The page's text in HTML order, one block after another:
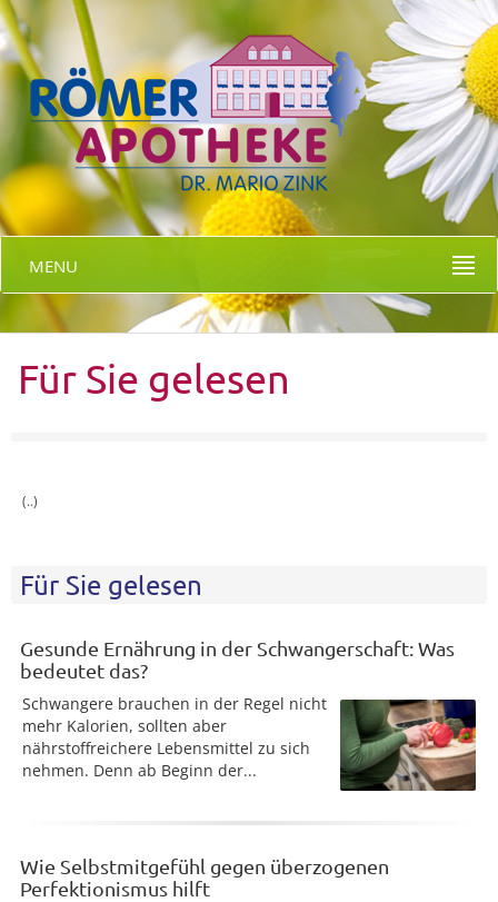
MENU
Für Sie gelesen
(..)
Für Sie gelesen
Gesunde Ernährung in der Schwangerschaft: Was
bedeutet das?
Schwangere brauchen in der Regel nicht
mehr Kalorien, sollten aber
nährstoffreichere Lebensmittel zu sich
nehmen. Denn ab Beginn der...
Wie Selbstmitgefühl gegen überzogenen
Perfektionismus hilft